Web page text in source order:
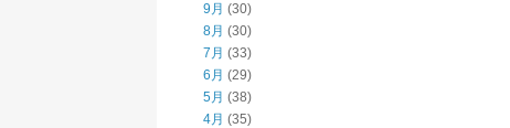
9月 (30)
8月 (30)
7月 (33)
6月 (29)
5月 (38)
4月 (35)